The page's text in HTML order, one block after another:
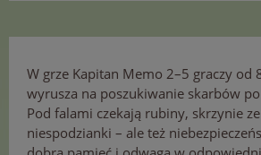
W grze Kapitan Memo 2–5 graczy od
wyrusza na poszukiwanie skarbów
Pod falami czekają rubiny, skrzynie
niespodzianki – ale też